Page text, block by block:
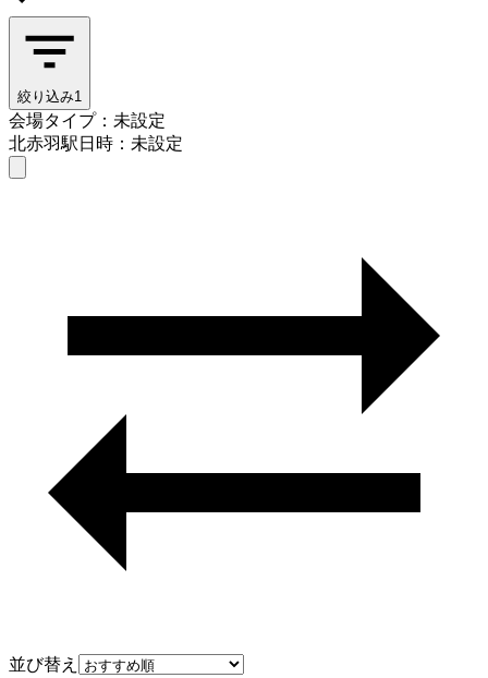
絞り込み1
会場タイプ：未設定
北赤羽駅日時：未設定
並び替え